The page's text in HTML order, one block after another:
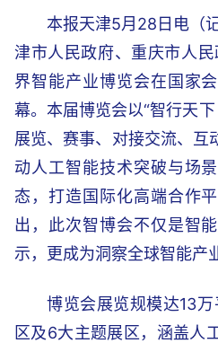
本报天津5月28日电（
津市人民政府、重庆市人
界智能产业博览会在国家
幕。本届博览会以“智行天
展览、赛事、对接交流、互
动人工智能技术突破与场
态，打造国际化高端合作
出，此次智博会不仅是智
示，更成为洞察全球智能产
博览会展览规模达13
区及6大主题展区，涵盖人